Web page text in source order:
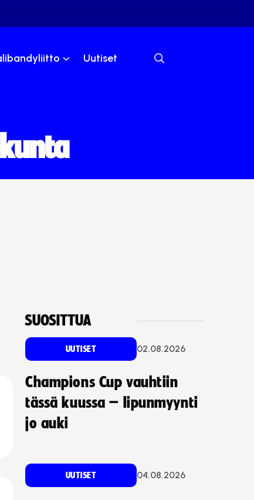
Uutiset
SUOSITTUA
UUTISET 02.08.2026
Champions Cup vauhtiin
tässä kuussa – lipunmyynti
jo auki
UUTISET 04.08.2026